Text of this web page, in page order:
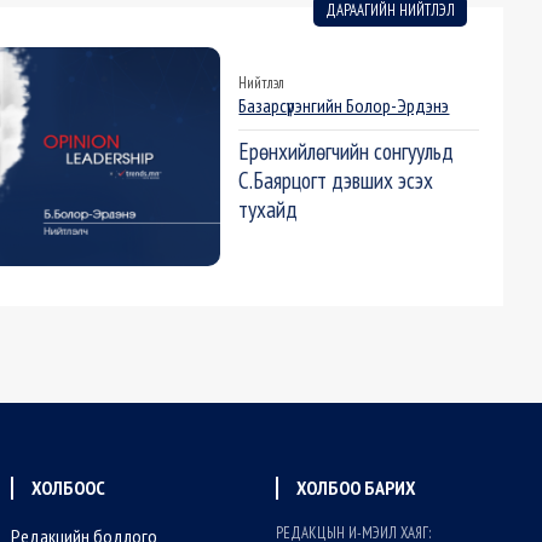
ДАРААГИЙН НИЙТЛЭЛ
Нийтлэл
Базарсүрэнгийн Болор-Эрдэнэ
Ерөнхийлөгчийн сонгуульд
С.Баярцогт дэвших эсэх
тухайд
ХОЛБООС
Редакцийн бодлого
ХОЛБОО БАРИХ
РЕДАКЦЫН И-МЭИЛ ХАЯГ: